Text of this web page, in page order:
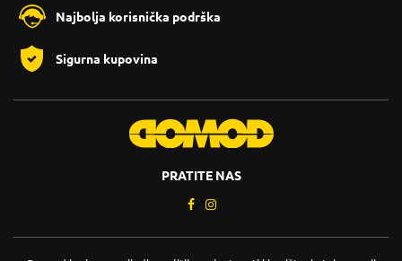
Najbolja korisnička podrška
Sigurna kupovina
PRATITE NAS